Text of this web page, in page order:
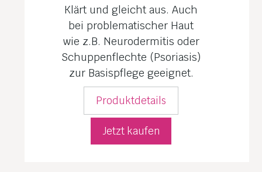
Klärt und gleicht aus. Auch
bei proble­matischer Haut
wie z.B. Neuro­dermitis oder
Schuppenflechte (Psoriasis)
zur Basis­pflege geeignet.
Produktdetails
Jetzt kaufen